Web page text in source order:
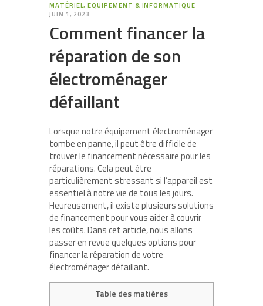
MATÉRIEL, EQUIPEMENT & INFORMATIQUE
JUIN 1, 2023
Comment financer la
réparation de son
électroménager
défaillant
Lorsque notre équipement électroménager
tombe en panne, il peut être difficile de
trouver le financement nécessaire pour les
réparations. Cela peut être
particulièrement stressant si l’appareil est
essentiel à notre vie de tous les jours.
Heureusement, il existe plusieurs solutions
de financement pour vous aider à couvrir
les coûts. Dans cet article, nous allons
passer en revue quelques options pour
financer la réparation de votre
électroménager défaillant.
Table des matières